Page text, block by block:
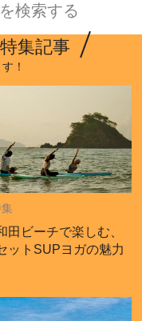
検索する
集記事
！
田ビーチで楽しむ、
ットSUPヨガの魅力